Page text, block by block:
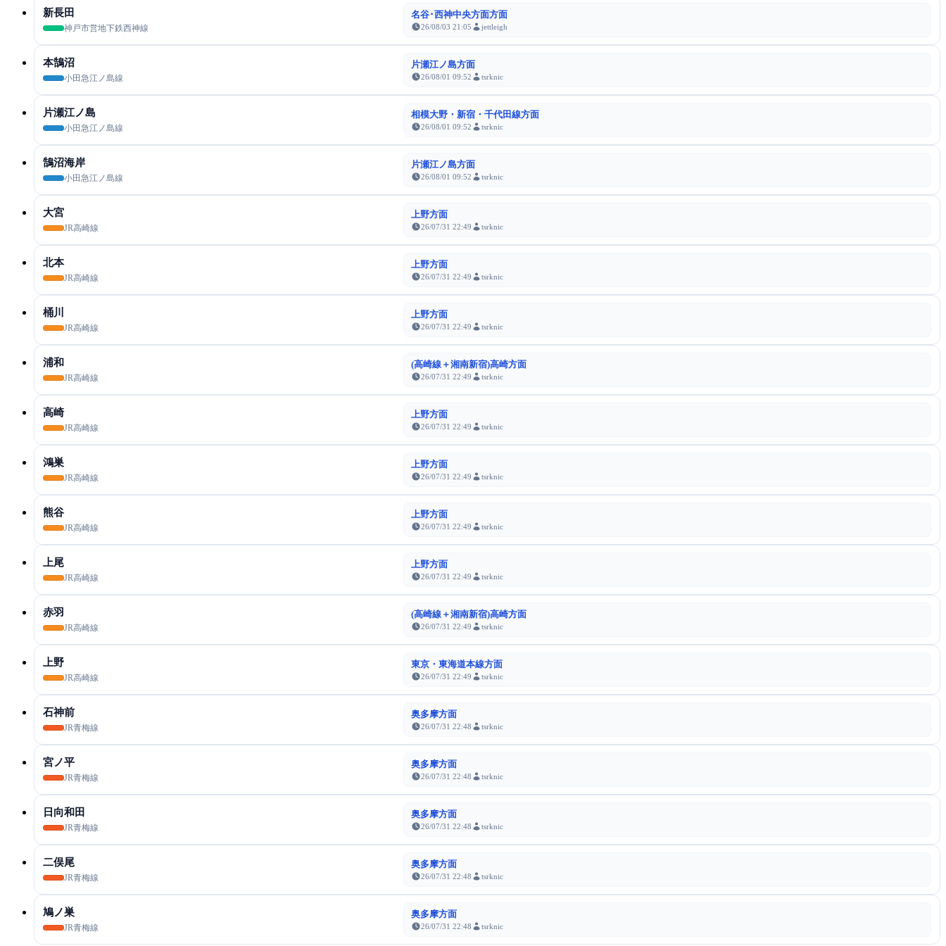
新長田
神戸市営地下鉄西神線
名谷･西神中央方面方面
26/08/03 21:05 jettleigh
本鵠沼
小田急江ノ島線
片瀬江ノ島方面
26/08/01 09:52 tsrknic
片瀬江ノ島
小田急江ノ島線
相模大野・新宿・千代田線方面
26/08/01 09:52 tsrknic
鵠沼海岸
小田急江ノ島線
片瀬江ノ島方面
26/08/01 09:52 tsrknic
大宮
JR高崎線
上野方面
26/07/31 22:49 tsrknic
北本
JR高崎線
上野方面
26/07/31 22:49 tsrknic
桶川
JR高崎線
上野方面
26/07/31 22:49 tsrknic
浦和
JR高崎線
(高崎線＋湘南新宿)高崎方面
26/07/31 22:49 tsrknic
高崎
JR高崎線
上野方面
26/07/31 22:49 tsrknic
鴻巣
JR高崎線
上野方面
26/07/31 22:49 tsrknic
熊谷
JR高崎線
上野方面
26/07/31 22:49 tsrknic
上尾
JR高崎線
上野方面
26/07/31 22:49 tsrknic
赤羽
JR高崎線
(高崎線＋湘南新宿)高崎方面
26/07/31 22:49 tsrknic
上野
JR高崎線
東京・東海道本線方面
26/07/31 22:49 tsrknic
石神前
JR青梅線
奥多摩方面
26/07/31 22:48 tsrknic
宮ノ平
JR青梅線
奥多摩方面
26/07/31 22:48 tsrknic
日向和田
JR青梅線
奥多摩方面
26/07/31 22:48 tsrknic
二俣尾
JR青梅線
奥多摩方面
26/07/31 22:48 tsrknic
鳩ノ巣
JR青梅線
奥多摩方面
26/07/31 22:48 tsrknic